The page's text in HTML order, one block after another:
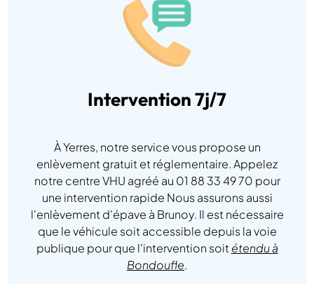
Intervention 7j/7
À Yerres, notre service vous propose un
enlèvement gratuit et réglementaire. Appelez
notre centre VHU agréé au 01 88 33 49 70 pour
une intervention rapide Nous assurons aussi
l'enlèvement d'épave à Brunoy. Il est nécessaire
que le véhicule soit accessible depuis la voie
publique pour que l'intervention soit étendu à
Bondoufle.